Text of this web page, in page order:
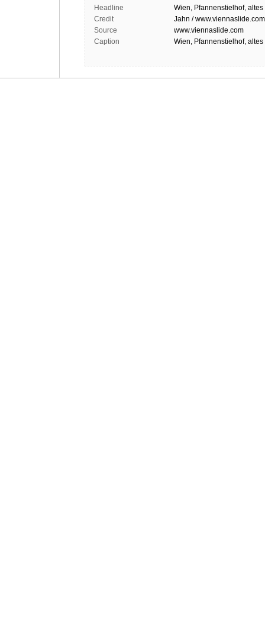
Headline
Wien, Pfannenstielhof,
Credit
Jahn / www.viennaslide.com
Source
www.viennaslide.com
Caption
Wien, Pfannenstielhof,